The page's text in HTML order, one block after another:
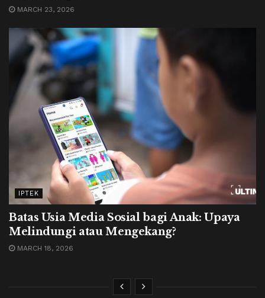
MARCH 23, 2026
IPTEK
Batas Usia Media Sosial bagi Anak: Upaya
Melindungi atau Mengekang?
MARCH 18, 2026